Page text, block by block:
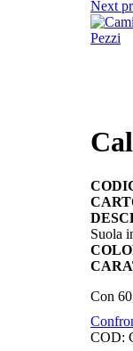
Next
Pezzi
Suola
Con
COD: